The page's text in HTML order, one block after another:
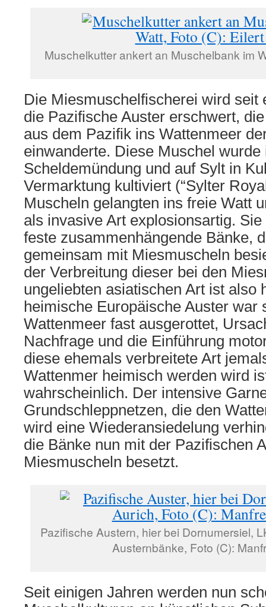
Muschelkutter ankert an Muschelbank im
Die Miesmuschelfischerei wird seit
die Pazifische Auster erschwert,
aus dem Pazifik ins Wattenmeer
einwanderte. Diese Muschel wurde
Scheldemündung und auf Sylt in
Vermarktung kultiviert (“Sylter
Muscheln gelangten ins freie Watt
als invasive Art explosionsartig.
feste zusammenhängende Bänke,
gemeinsam mit Miesmuscheln
der Verbreitung dieser bei den
ungeliebten asiatischen Art ist also
heimische Europäische Auster war
Wattenmeer fast ausgerottet,
Nachfrage und die Einführung
diese ehemals verbreitete Art
Wattenmer heimisch werden wird
wahrscheinlich. Der intensive
Grundschleppnetzen, die den
wird eine Wiederansiedelung
die Bänke nun mit der Pazifischen
Miesmuscheln besetzt.
Pazifische Austern, hier bei Dornumersiel,
Austernbänke, Foto (C):
Seit einigen Jahren werden nun